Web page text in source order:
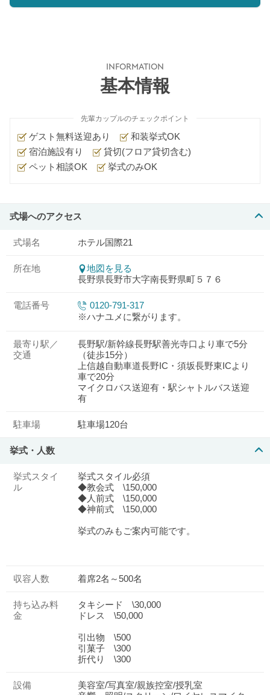
INFORMATION
基本情報
先輩カップルのチェックポイント
ゲスト無料送迎あり
和装挙式OK
宿泊施設有り
貸切(フロア貸切含む)
ペット相談OK
挙式のみOK
式場へのアクセス
式場名 ホテル国際21
所在地
地図を見る
長野県長野市大字南長野県町５７６
電話番号
0120-791-317
※ハナユメに繋がります。
最寄り駅／
交通
長野駅/新幹線長野駅善光寺口より車で5分
（徒歩15分）
上信越自動車道長野IC・須坂長野東ICより
車で20分
マイクロバス送迎有・駅シャトルバス送迎
有
駐車場 駐車場120台
挙式・人数
挙式スタイ
ル
挙式スタイル必須
◆教会式 \150,000
◆人前式 \150,000
◆神前式 \150,000
挙式のみもご案内可能です。
収容人数 着席2名～500名
持ち込み料
金
タキシード \30,000
ドレス \50,000
引出物 \500
引菓子 \300
折代り \300
設備
美容室/写真室/親族控室/授乳室